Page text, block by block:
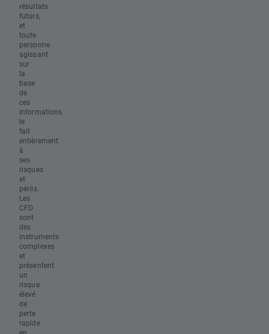
résultats
futurs,
et
toute
personne
agissant
sur
la
base
de
ces
informations
le
fait
entièrement
à
ses
risques
et
périls.
Les
CFD
sont
des
instruments
complexes
et
présentent
un
risque
élevé
de
perte
rapide